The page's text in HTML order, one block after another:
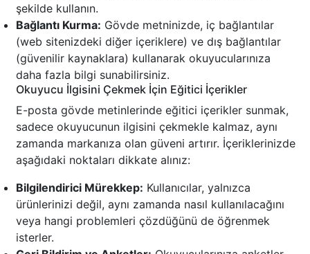
şekilde kullanın.
Bağlantı Kurma: Gövde metninizde, iç bağlantılar
(web sitenizdeki diğer içeriklere) ve dış bağlantılar
(güvenilir kaynaklara) kullanarak okuyucularınıza
daha fazla bilgi sunabilirsiniz.
Okuyucu İlgisini Çekmek İçin Eğitici İçerikler
E-posta gövde metinlerinde eğitici içerikler sunmak,
sadece okuyucunun ilgisini çekmekle kalmaz, aynı
zamanda markanıza olan güveni artırır. İçeriklerinizde
aşağıdaki noktaları dikkate alınız:
Bilgilendirici Mürekkep: Kullanıcılar, yalnızca
ürünlerinizi değil, aynı zamanda nasıl kullanılacağını
veya hangi problemleri çözdüğünü de öğrenmek
isterler.